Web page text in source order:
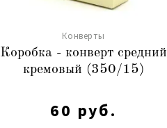
Конверты
Коробка - конверт средний
кремовый (350/15)
60 руб.